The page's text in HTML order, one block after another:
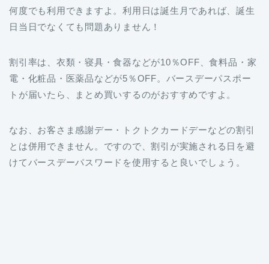
何度でも利用できますよ。利用日は誕生月であれば、誕生
日当日でなくても問題ありません！
割引率は、衣類・寝具・食器などが10％OFF、食料品・家
電・化粧品・医薬品などが5％OFF。バースデーパスポー
トが届いたら、まとめ買いするのがおすすめですよ。
なお、お客さま感謝デー・トクトクカードデーなどの割引
とは併用できません。ですので、割引が実施される日を避
けてバースデーパスワードを使用すると良いでしょう。